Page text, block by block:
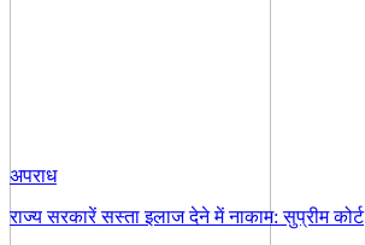
अपराध
राज्य सरकारें सस्ता इलाज देने में नाकाम: सुप्रीम कोर्ट